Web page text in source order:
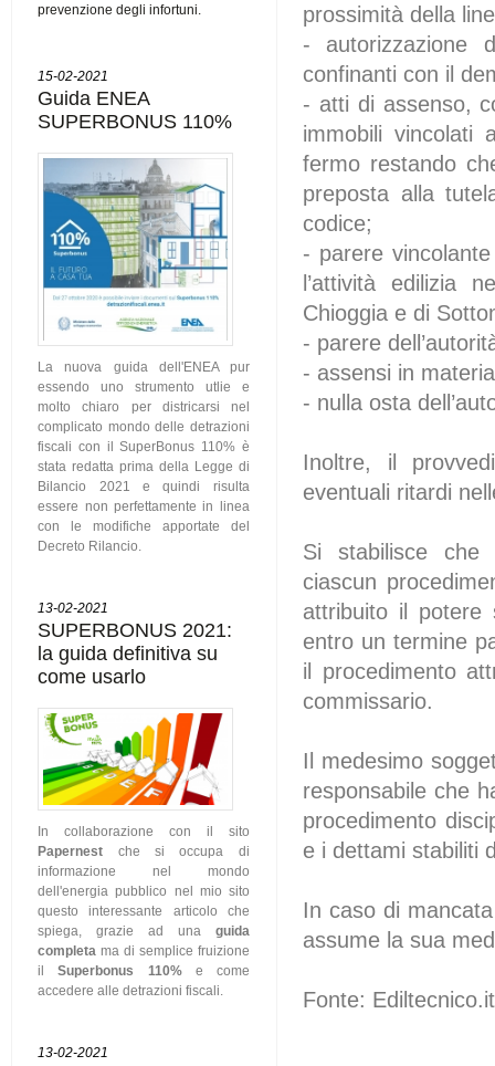
prevenzione degli infortuni.
15-02-2021
Guida ENEA
SUPERBONUS 110%
La nuova guida dell'ENEA pur
essendo uno strumento utlie e
molto chiaro per districarsi nel
complicato mondo delle detrazioni
fiscali con il SuperBonus 110% è
stata redatta prima della Legge di
Bilancio 2021 e quindi risulta
essere non perfettamente in linea
con le modifiche apportate del
Decreto Rilancio.
13-02-2021
SUPERBONUS 2021:
la guida definitiva su
come usarlo
In collaborazione con il sito
Papernest che si occupa di
informazione nel mondo
dell'energia pubblico nel mio sito
questo interessante articolo che
spiega, grazie ad una guida
completa ma di semplice fruizione
ilSuperbonus 110%e come
accedere alle detrazioni fiscali.
13-02-2021
prossimità della
- autorizzazione
confinanti con il
- atti di assenso,
immobili vincolati
fermo restando
preposta alla
codice;
- parere
l’attività edilizia
Chioggia e di
- parere
- assensi in
- nulla osta
Inoltre, il
eventuali ritardi
Si stabilisce che
ciascun
attribuito il potere
entro un termine
il procedimento
commissario.
Il medesimo
responsabile che
procedimento
e i dettami stabiliti
In caso di
assume la sua
Fonte: Ediltecnico.it